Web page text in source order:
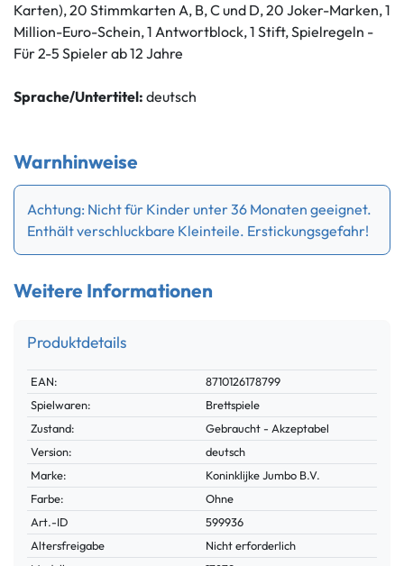
Karten), 20 Stimmkarten A, B, C und D, 20 Joker-Marken, 1
Million-Euro-Schein, 1 Antwortblock, 1 Stift, Spielregeln -
Für 2-5 Spieler ab 12 Jahre
Sprache/Untertitel: deutsch
Warnhinweise
Achtung: Nicht für Kinder unter 36 Monaten geeignet.
Enthält verschluckbare Kleinteile. Erstickungsgefahr!
Weitere Informationen
Produktdetails
Technisches
Merkmal
Wert
EAN:
8710126178799
Spielwaren:
Brettspiele
Zustand:
Gebraucht - Akzeptabel
Version:
deutsch
Marke:
Koninklijke Jumbo B.V.
Farbe:
Ohne
Technisches
Merkmal
Wert
Art.-ID
599936
Altersfreigabe
Nicht erforderlich